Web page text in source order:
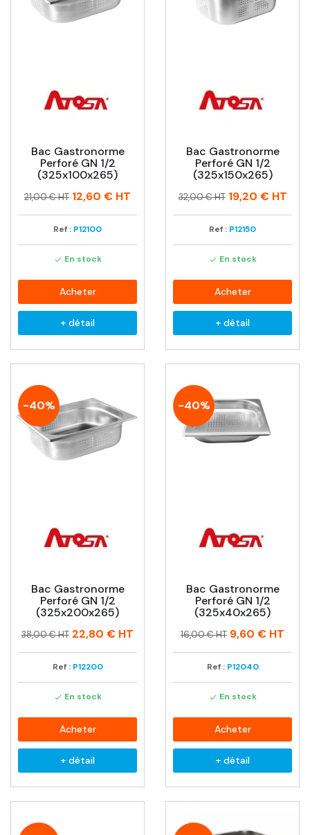
Bac Gastronorme
Perforé GN 1/2
(325x100x265)
Prix
Prix
21,00 € HT 12,60 € HT
Ref : P12100
 En stock
Acheter
+ détail
Bac Gastronorme
Perforé GN 1/2
(325x150x265)
Prix
Prix
32,00 € HT 19,20 €HT
Ref : P12150
 En stock
Acheter
+ détail
-40%
Bac Gastronorme
Perforé GN 1/2
(325x200x265)
Prix
Prix
38,00 € HT 22,80 € HT
Ref : P12200
 En stock
Acheter
+ détail
-40%
Bac Gastronorme
Perforé GN 1/2
(325x40x265)
Prix
Prix
16,00 € HT 9,60 € HT
Ref : P12040
 En stock
Acheter
+ détail